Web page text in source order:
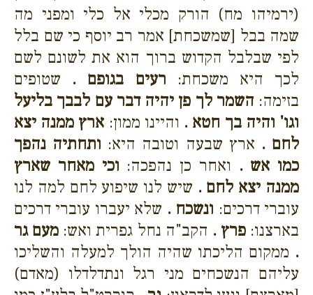
(ירמיהו מח) הורק מכלי אל כלי ומפני מה
שמה בבל [שמשכחת] אמר רב יוסף כי שם בלל
לפי שבלבל הקדוש ברוך הוא את לשונם לשם
לכך היא משכחת: רעים בגופם . שטופים
בזימה: השמר לך פן יהיה דבר עם לבבך בליעל
וגו' והיה בך חטא . והיינו ממון: ארץ ממנה יצא
לחם . ארץ שבעה וטובה היא: ותחתיה נהפך
כמו אש . ואחר כן נהפכה: וכי מאחר שארץ
ממנה יצא לחם . שיש לנו שיפוע לחם למה לנו
עוברי דרכים: ונשכח . שלא יעברו עוברי דרכים
בארצנו:פרץ . הקב"ה נחל גפרית ואש: מעם גר
. ממקום הליכתו שהיה הולך למעלה והשליכו
עליהם הנשכחים מני רגל ונתדלדלו (מאדם)